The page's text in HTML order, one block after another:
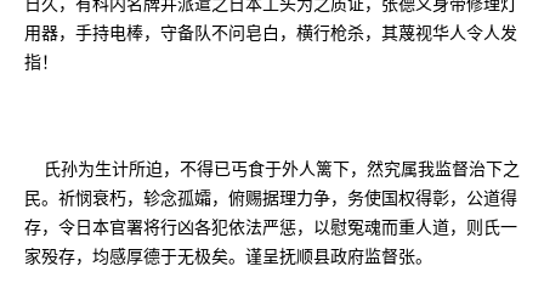
用器，手持电棒，守备队不问皂白，横行枪杀，其蔑视华人令人发
指！
氏孙为生计所迫，不得已丐食于外人篱下，然究属我监督治下之
民。祈悯衰朽，轸念孤孀，俯赐据理力争，务使国权得彰，公道得
存，令日本官署将行凶各犯依法严惩，以慰冤魂而重人道，则氏一
家殁存，均感厚德于无极矣。谨呈抚顺县政府监督张。